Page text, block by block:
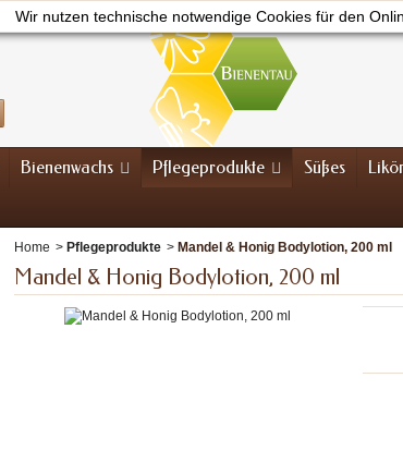
Wir nutzen technische notwendige Cookies für den
Bienenwachs Pflegeprodukte Süßes
Home > Pflegeprodukte > Mandel & Honig Bodylotion, 200 ml
Mandel & Honig Bodylotion, 200 ml